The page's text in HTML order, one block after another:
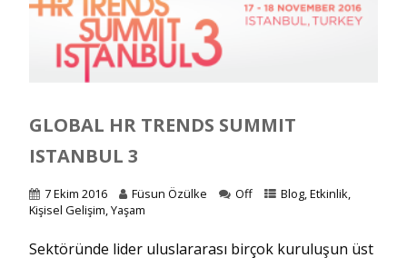
GLOBAL HR TRENDS SUMMIT
ISTANBUL 3
7 Ekim 2016 Füsun Özülke Off Blog ,Etkinlik
Kişisel Gelişim ,Yaşam
Sektöründe lider uluslararası birçok kuruluşun üst